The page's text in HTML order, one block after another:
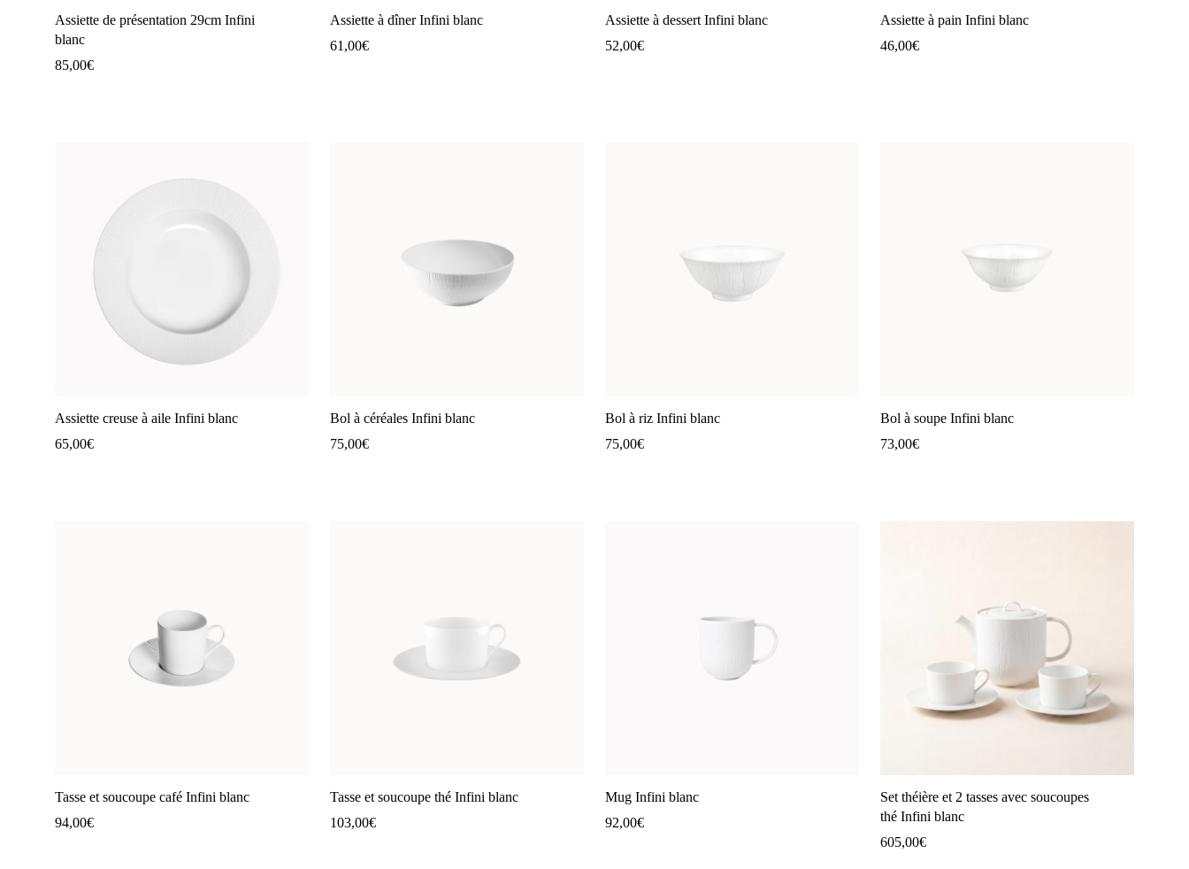
Assiette de présentation 29cm Infini
blanc
85,00€
Assiette à dîner Infini blanc
61,00€
Assiette à dessert Infini blanc
52,00€
Assiette à pain Infini blanc
46,00€
Assiette creuse à aile Infini blanc
65,00€
Bol à céréales Infini blanc
75,00€
Bol à riz Infini blanc
75,00€
Bol à soupe Infini blanc
73,00€
Tasse et soucoupe café Infini blanc
94,00€
Tasse et soucoupe thé Infini blanc
103,00€
Mug Infini blanc
92,00€
Set théière et 2 tasses avec soucoupes
thé Infini blanc
605,00€